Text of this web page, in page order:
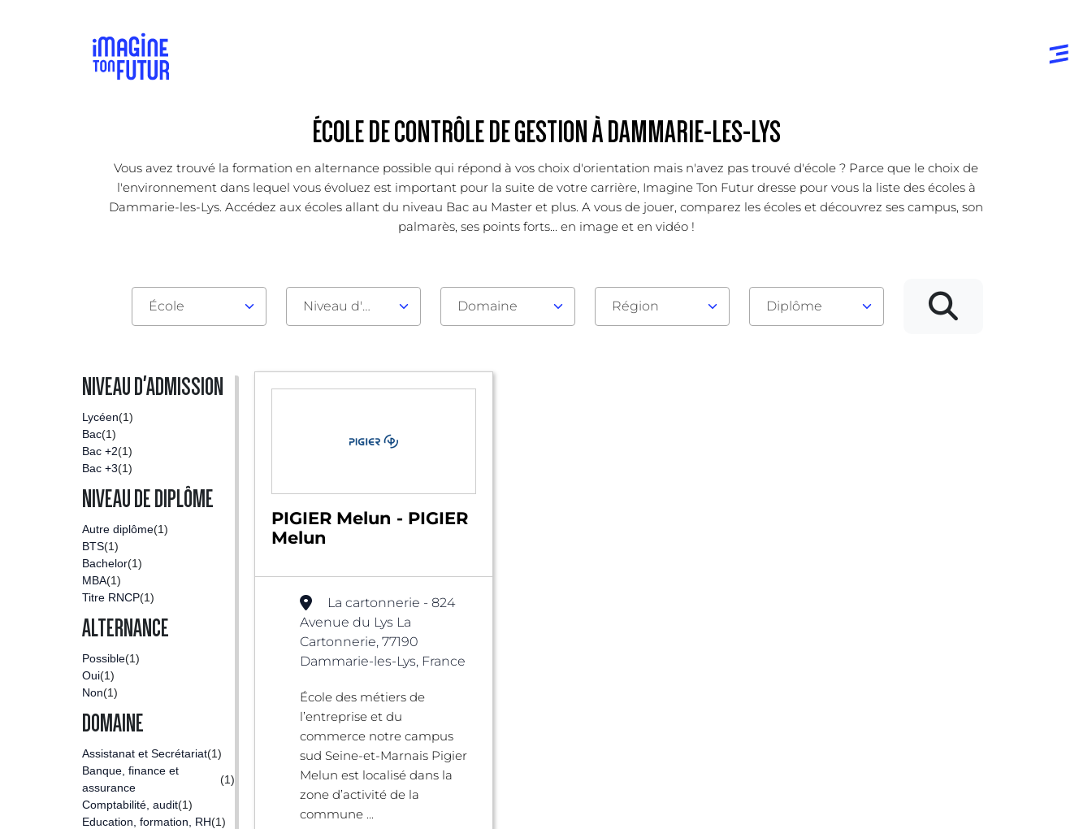
ÉCOLE DE CONTRÔLE DE GESTION À DAMMARIE-LES-LYS
Vous avez trouvé la formation en alternance possible qui répond à vos choix d'orientation mais n'avez pas trouvé d'école ? Parce que le choix de
l'environnement dans lequel vous évoluez est important pour la suite de votre carrière, Imagine Ton Futur dresse pour vous la liste des écoles à
Dammarie-les-Lys. Accédez aux écoles allant du niveau Bac au Master et plus. A vous de jouer, comparez les écoles et découvrez ses campus, son
palmarès, ses points forts... en image et en vidéo !
École Niveau d'admission Domaine Région Diplôme
NIVEAU D'ADMISSION
Lycéen(1)
Bac(1)
Bac +2(1)
Bac +3(1)
NIVEAU DE DIPLÔME
Autre diplôme(1)
BTS(1)
Bachelor(1)
MBA(1)
Titre RNCP(1)
ALTERNANCE
Possible(1)
Oui(1)
Non(1)
DOMAINE
Assistanat et Secrétariat(1)
Banque, finance et
assurance
(1)
Comptabilité, audit(1)
Education, formation, RH(1)
PIGIER Melun - PIGIER
Melun
La cartonnerie - 824
Avenue du Lys La
Cartonnerie, 77190
Dammarie-les-Lys, France
École des métiers de
l’entreprise et du
commerce notre campus
sud Seine-et-Marnais Pigier
Melun est localisé dans la
zone d’activité de la
commune ...